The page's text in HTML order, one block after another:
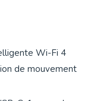
Wi-Fi 4
de mouvement